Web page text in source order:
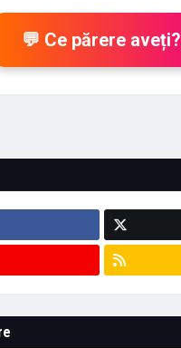
💬 Ce părere aveți?